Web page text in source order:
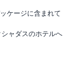
ケージに含まれて
ャダスのホテルへ